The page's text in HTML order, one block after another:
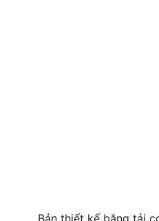
Bản thiết kế băng tải